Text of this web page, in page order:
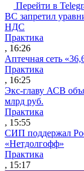
Перейти в
ВС запретил
НДС
Практика
, 16:26
Аптечная сеть
Практика
, 16:25
Экс-главу АСВ
млрд руб.
Практика
, 15:55
СИП поддержал
«Нетдолгофф»
Практика
, 15:17